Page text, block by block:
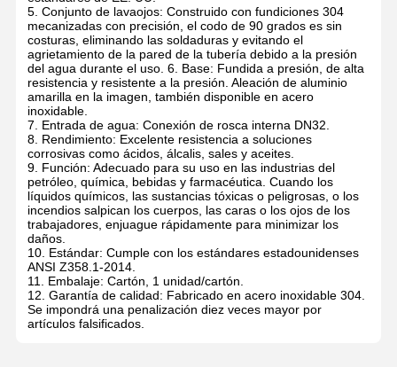
5. Conjunto de lavaojos: Construido con fundiciones 304
mecanizadas con precisión, el codo de 90 grados es sin
costuras, eliminando las soldaduras y evitando el
agrietamiento de la pared de la tubería debido a la presión
del agua durante el uso. 6. Base: Fundida a presión, de alta
resistencia y resistente a la presión. Aleación de aluminio
amarilla en la imagen, también disponible en acero
inoxidable.
7. Entrada de agua: Conexión de rosca interna DN32.
8. Rendimiento: Excelente resistencia a soluciones
corrosivas como ácidos, álcalis, sales y aceites.
9. Función: Adecuado para su uso en las industrias del
petróleo, química, bebidas y farmacéutica. Cuando los
líquidos químicos, las sustancias tóxicas o peligrosas, o los
incendios salpican los cuerpos, las caras o los ojos de los
trabajadores, enjuague rápidamente para minimizar los
daños.
10. Estándar: Cumple con los estándares estadounidenses
ANSI Z358.1-2014.
11. Embalaje: Cartón, 1 unidad/cartón.
12. Garantía de calidad: Fabricado en acero inoxidable 304.
Se impondrá una penalización diez veces mayor por
artículos falsificados.